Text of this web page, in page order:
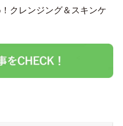
クレンジング＆スキンケ